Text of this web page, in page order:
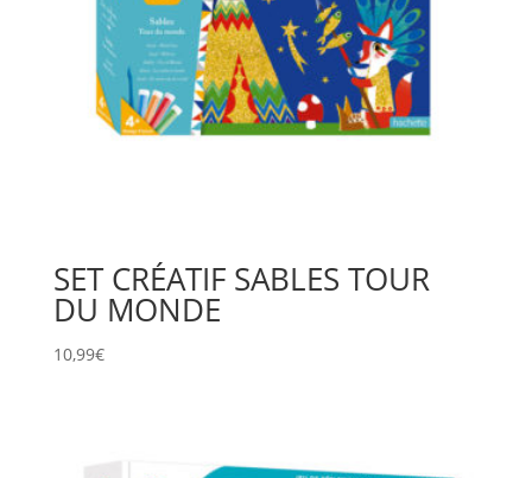
SET CRÉATIF SABLES TOUR
DU MONDE
10,99€